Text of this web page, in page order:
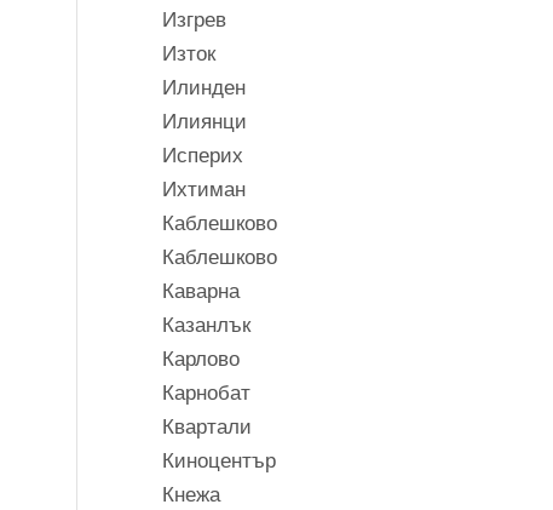
Изгрев
Изток
Илинден
Илиянци
Исперих
Ихтиман
Каблешково
Каблешково
Каварна
Казанлък
Карлово
Карнобат
Квартали
Киноцентър
Кнежа